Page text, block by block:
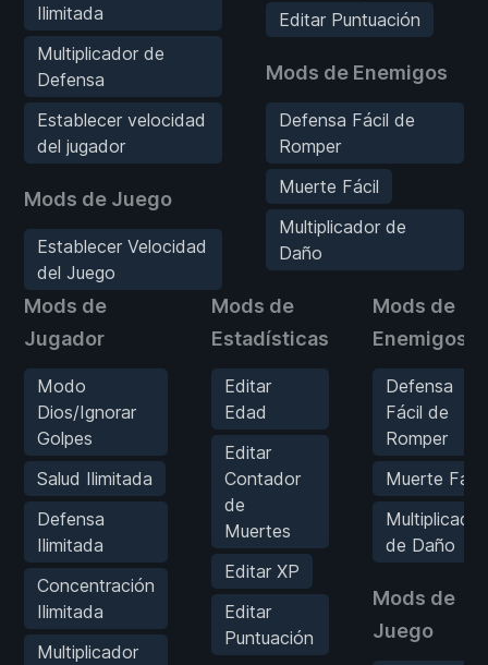
Ilimitada
Multiplicador de
Defensa
Establecer velocidad
del jugador
Mods de Juego
Establecer Velocidad
del Juego
Editar Puntuación
Mods de Enemigos
Defensa Fácil de
Romper
Muerte Fácil
Multiplicador de
Daño
Mods de
Jugador
Modo
Dios/Ignorar
Golpes
Salud Ilimitada
Defensa
Ilimitada
Concentración
Ilimitada
Multiplicador
Mods de
Estadísticas
Editar
Edad
Editar
Contador
de
Muertes
Editar XP
Editar
Puntuación
Mods de
Enemigos
Defensa
Fácil de
Romper
Muerte Fácil
Multiplicador
de Daño
Mods de
Juego